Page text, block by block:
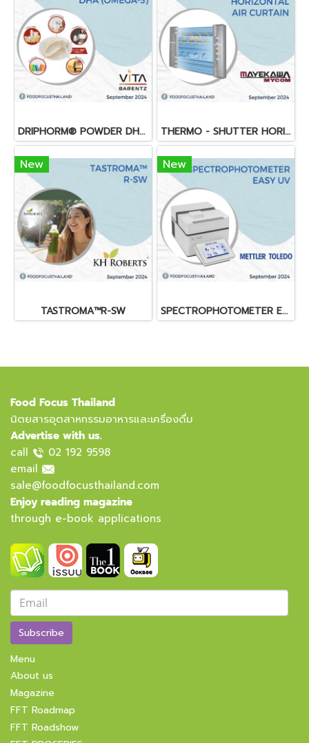
DRIPHORM® POWDER DHA (OMEGA-3) THERMO - SHUTTER HORIZONTAL AIR CURTAIN
New
TASTROMA™R-SW
New
SPECTROPHOTOMETER EASY UV
Food Focus Thailand
นิตยสารอุตสาหกรรมอาหารและเครื่องดื่ม
Advertise with us.
call
02 192 9598
email
sale@foodfocusthailand.com
Enjoy reading magazine
through e-book applications
Subscribe
Menu
About us
Magazine
FFT Roadmap
FFT Roadshow